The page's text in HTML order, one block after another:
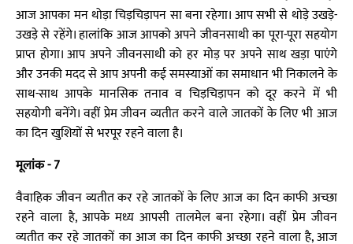
आज आपका मन थोड़ा चिड़चिड़ापन सा बना रहेगा। आप सभी से थोड़े उखड़े-
उखड़े से रहेंगे। हालांकि आज आपको अपने जीवनसाथी का पूरा-पूरा सहयोग
प्राप्त होगा। आप अपने जीवनसाथी को हर मोड़ पर अपने साथ खड़ा पाएंगे
और उनकी मदद से आप अपनी कई समस्याओं का समाधान भी निकालने के
साथ-साथ आपके मानसिक तनाव व चिड़चिड़ापन को दूर करने में भी
सहयोगी बनेंगे। वहीं प्रेम जीवन व्यतीत करने वाले जातकों के लिए भी आज
का दिन खुशियों से भरपूर रहने वाला है।
मूलांक - 7
वैवाहिक जीवन व्यतीत कर रहे जातकों के लिए आज का दिन काफी अच्छा
रहने वाला है, आपके मध्य आपसी तालमेल बना रहेगा। वहीं प्रेम जीवन
व्यतीत कर रहे जातकों का आज का दिन काफी अच्छा रहने वाला है, आज